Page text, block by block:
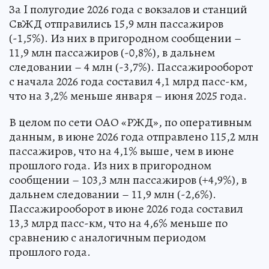
За I полугодие 2026 года с вокзалов и станций
СвЖД отправились 15,9 млн пассажиров
(-1,5%). Из них в пригородном сообщении –
11,9 млн пассажиров (-0,8%), в дальнем
следовании – 4 млн (-3,7%). Пассажирооборот
с начала 2026 года составил 4,1 млрд пасс-км,
что на 3,2% меньше января – июня 2025 года.
В целом по сети ОАО «РЖД», по оперативным
данным, в июне 2026 года отправлено 115,2 млн
пассажиров, что на 4,1% выше, чем в июне
прошлого года. Из них в пригородном
сообщении – 103,3 млн пассажиров (+4,9%), в
дальнем следовании – 11,9 млн (-2,6%).
Пассажирооборот в июне 2026 года составил
13,3 млрд пасс-км, что на 4,6% меньше по
сравнению с аналогичным периодом
прошлого года.